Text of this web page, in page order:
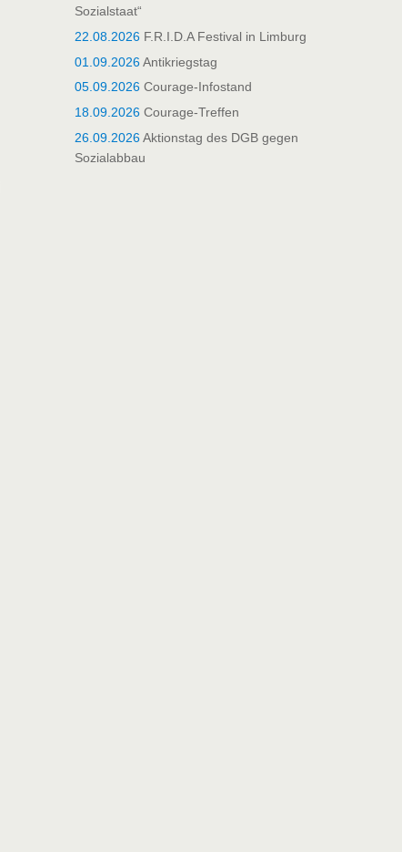
Sozialstaat“
22.08.2026F.R.I.D.A Festival in Limburg
01.09.2026Antikriegstag
05.09.2026Courage-Infostand
18.09.2026Courage-Treffen
26.09.2026Aktionstag des DGB gegen
Sozialabbau